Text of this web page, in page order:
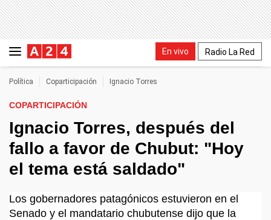
En vivo Radio La Red
Política Coparticipación Ignacio Torres
COPARTICIPACIÓN
Ignacio Torres, después del
fallo a favor de Chubut: "Hoy
el tema está saldado"
Los gobernadores patagónicos estuvieron en el
Senado y el mandatario chubutense dijo que la